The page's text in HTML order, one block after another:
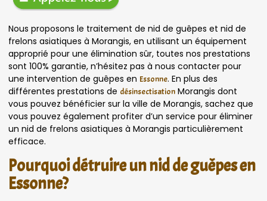
Nous proposons le traitement de nid de guêpes et nid de
frelons asiatiques à Morangis, en utilisant un équipement
approprié pour une élimination sûr, toutes nos prestations
sont 100% garantie, n’hésitez pas à nous contacter pour
une intervention de guêpes en Essonne. En plus des
différentes prestations de désinsectisation Morangis dont
vous pouvez bénéficier sur la ville de Morangis, sachez que
vous pouvez également profiter d’un service pour éliminer
un nid de frelons asiatiques à Morangis particulièrement
efficace.
Pourquoi détruire un nid de guêpes en
Essonne?